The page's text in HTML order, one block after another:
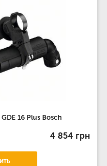
16 Plus Bosch
4 854 грн